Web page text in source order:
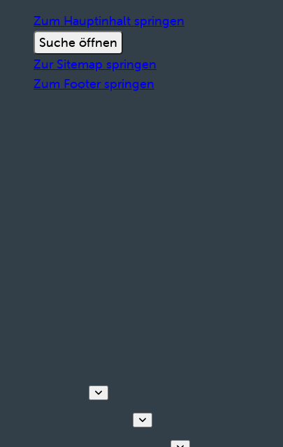
Zum Hauptinhalt springen
Suche öffnen
Zur Sitemap springen
Zum Footer springen